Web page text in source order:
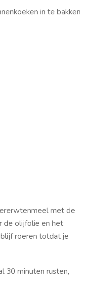
in te bakken
met de
de olijfolie en het
roeren totdat je
30 minuten rusten,